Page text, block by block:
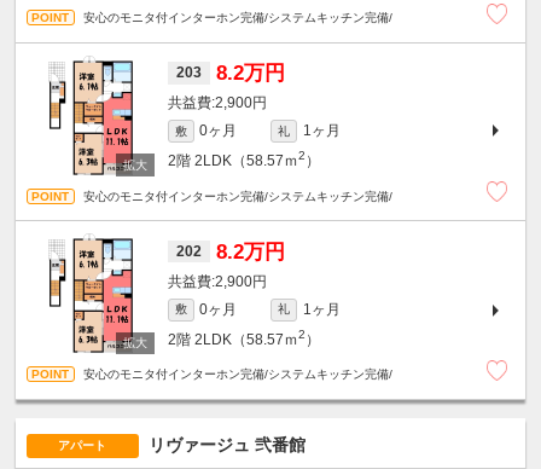
安心のモニタ付インターホン完備/システムキッチン完備/
203 8.2万円
2,900円
敷 0ヶ月 礼
1ヶ月
2階 2LDK（58.57ｍ2 ）
安心のモニタ付インターホン完備/システムキッチン完備/
202 8.2万円
2,900円
敷 0ヶ月 礼
1ヶ月
2階 2LDK（58.57ｍ2 ）
安心のモニタ付インターホン完備/システムキッチン完備/
アパート リヴァージュ 弐番館